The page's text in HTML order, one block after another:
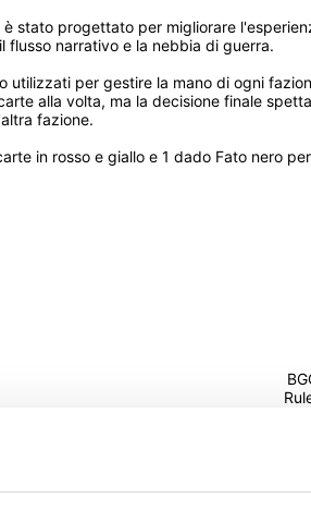
stato progettato per migliorare
narrativo e la nebbia di guerra.
utilizzati per gestire la mano di ogni
alla volta, ma la decisione finale
fazione.
in rosso e giallo e 1 dado Fato nero
primo!